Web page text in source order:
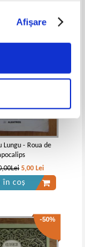
Afişare
Lungu - Roua de
5,00 Lei
în coș
-50%